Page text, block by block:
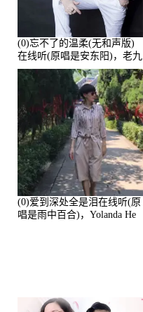
(0)忘不了的温柔(无和声版)
在线听(原唱是安东阳)，老九
演唱点播:17392次
(0)爱到深处全是泪在线听(原
唱是雨中百合)，Yolanda He